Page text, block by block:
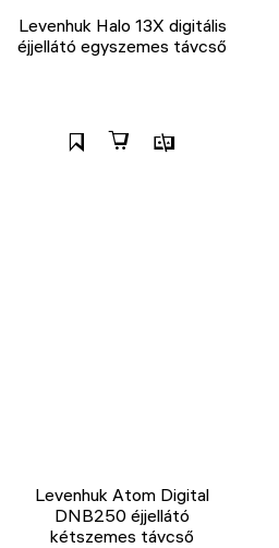
Levenhuk Halo 13X digitális
éjjellátó egyszemes távcső
Levenhuk Atom Digital
DNB250 éjjellátó
kétszemes távcső